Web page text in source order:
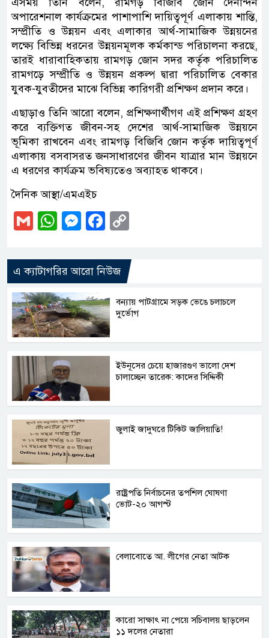
অপারেশনাল কার্যক্রমের পাশাপাশি দায়িত্বপূর্ণ এলাকায় শান্তি,
সম্প্রীতি ও উন্নয়ন এবং এলাকার আর্থ-সামাজিক উন্নয়নের
লক্ষ্যে বিভিন্ন ধরনের উন্নয়নমূলক কর্মকান্ড পরিচালনা করছে,
তারই ধারাবাহিকতায় রামগড় জোন সদর কর্তৃক পরিচালিত
রামগড়ে সম্প্রীতি ও উন্নয়ন প্রকল্প দ্বারা পরিচালিত বেকার
যুবক-যুবতীদের মাঝে বিভিন্ন কারিগরী প্রশিক্ষণ প্রদান করে।
এছাড়াও তিনি আরো বলেন, প্রশিক্ষণার্থীগণ এই প্রশিক্ষণ গ্রহণ
করে ব্যক্তিগত জীবন-সহ দেশের আর্থ-সামাজিক উন্নয়নে
ভূমিকা রাখবেন এবং রামগড় বিজিবি জোন কর্তৃক দায়িত্বপূর্ণ
এলাকায় বসবাসরত জনসাধারণের জীবন যাত্রার মান উন্নয়নে
এ ধরণের কার্যক্রম ভবিষ্যতেও অব্যাহত থাকবে।
দৈনিক আস্থা/এমএইচ
GmailWhatsApp
Messenger
Facebook
এ ক্যাটাগরির আরো নিউজ
বন্যায় পাটগ্রামে সড়ক ভেঙে চলাচলে
দুর্ভোগ
ইউনূসের চেয়ে হাজারগুণ ভালো দেশ
চালাচ্ছেন তারেক: কাদের সিদ্দিকী
জুলাই জাদুঘরে টিকিট জালিয়াতি!
রাষ্ট্রপতি নির্বাচনের তপশিল ঘোষণা
ভোট-২০ আগস্ট
বেলাবোতে আ. লীগের নেতা আটক
কারো সাক্ষাৎ না পেয়ে সচিবালয় ছাড়লেন
১১ দলের নেতারা